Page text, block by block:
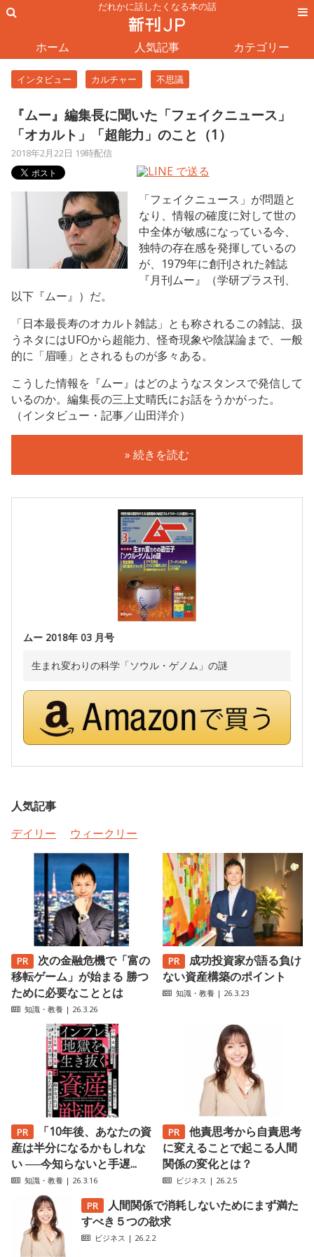
だれかに話したくなる本の話
ホーム 人気記事 カテゴリー
インタビュー カルチャー 不思議
『ムー』編集長に聞いた「フェイクニュース」
「オカルト」「超能力」のこと（1）
2018年2月22日 19時配信
「フェイクニュース」が問題と
なり、情報の確度に対して世の
中全体が敏感になっている今、
独特の存在感を発揮しているの
が、1979年に創刊された雑誌
『月刊ムー』（学研プラス刊、
以下『ムー』）だ。
「日本最長寿のオカルト雑誌」とも称されるこの雑誌、扱
うネタにはUFOから超能力、怪奇現象や陰謀論まで、一般
的に「眉唾」とされるものが多々ある。
こうした情報を『ムー』はどのようなスタンスで発信して
いるのか。編集長の三上丈晴氏にお話をうかがった。
（インタビュー・記事／山田洋介）
» 続きを読む
ムー 2018年 03 月号
生まれ変わりの科学「ソウル・ゲノム」の謎
人気記事
デイリー
ウィークリー
次の金融危機で「富の
移転ゲーム」が始まる 勝つ
ために必要なこととは
知識・教養 | 26.3.26
成功投資家が語る負け
ない資産構築のポイント
知識・教養 | 26.3.23
「10年後、あなたの資
産は半分になるかもしれな
い ──今知らないと手遅...
知識・教養 | 26.3.16
他責思考から自責思考
に変えることで起こる人間
関係の変化とは？
ビジネス | 26.2.5
人間関係で消耗しないためにまず満た
すべき５つの欲求
ビジネス | 26.2.2